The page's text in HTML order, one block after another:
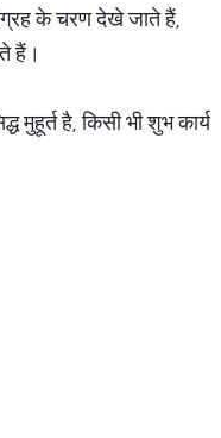
के चरण देखे जाते हैं,
हैं।
मुहूर्त है, किसी भी शुभ कार्य